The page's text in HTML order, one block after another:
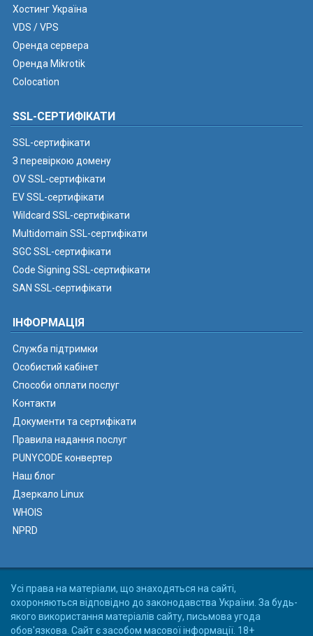
Хостинг Україна
VDS / VPS
Оренда сервера
Оренда Mikrotik
Colocation
SSL-СЕРТИФІКАТИ
SSL-сертифікати
З перевіркою домену
OV SSL-сертифікати
EV SSL-сертифікати
Wildcard SSL-сертифікати
Multidomain SSL-сертифікати
SGC SSL-сертифікати
Code Signing SSL-сертифікати
SAN SSL-сертифікати
ІНФОРМАЦІЯ
Служба підтримки
Особистий кабінет
Способи оплати послуг
Контакти
Документи та сертифікати
Правила надання послуг
PUNYCODE конвертер
Наш блог
Дзеркало Linux
WHOIS
NPRD
Усі права на матеріали, що знаходяться на сайті,
охороняються відповідно до законодавства України. За будь-
якого використання матеріалів сайту, письмова угода
обов'язкова. Сайт є засобом масової інформації. 18+